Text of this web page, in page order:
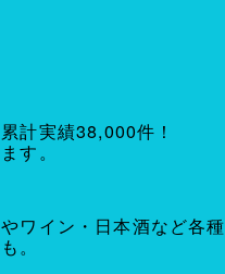
計実績38,000件！
す。
ワイン・日本酒など各種
。